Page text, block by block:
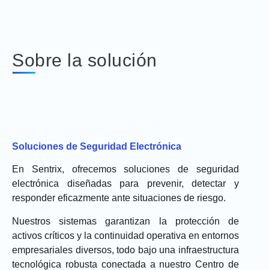
Sobre la solución
Soluciones de Seguridad Electrónica
En Sentrix, ofrecemos soluciones de seguridad
electrónica diseñadas para prevenir, detectar y
responder eficazmente ante situaciones de riesgo.
Nuestros sistemas garantizan la protección de
activos críticos y la continuidad operativa en entornos
empresariales diversos, todo bajo una infraestructura
tecnológica robusta conectada a nuestro Centro de